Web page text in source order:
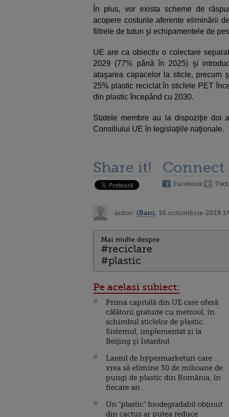
În plus, vor exista scheme de
acopere costurile aferente eliminării
filtrele de tutun şi echipamentele de
UE are ca obiectiv o colectare
2029 (77% până în 2025) şi
ataşarea capacelor la sticle, precum
25% plastic reciclat în sticlele PET
din plastic începând cu 2030.
Statele membre au la dispoziţie doi
Consiliului UE în legislaţiile naţionale.
Share it! Connect
Facebook
autor: iBani , 16 octombrie 2019
Mai multe despre:
#reciclare
#plastic
Pe acelasi subiect:
Prima capitală din UE care oferă
călătorii gratuite cu metroul, în
schimbul sticlelor de plastic.
Sistemul, implementat și la
Beijing şi Istanbul
Lanțul de hypermarketuri care
vrea să elimine 30 de milioane de
pungi de plastic din România, în
fiecare an
Un "plastic" biodegradabil obținut
din cactus ar putea reduce